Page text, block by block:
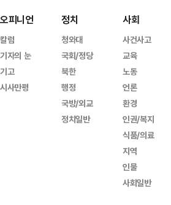
오피니언
칼럼
기자의 눈
기고
시사만평
정치
청와대
국회/정당
북한
행정
국방/외교
정치일반
사회
사건사고
교육
노동
언론
환경
인권/복지
식품/의료
지역
인물
사회일반